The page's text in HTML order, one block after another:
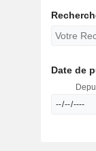
Date de